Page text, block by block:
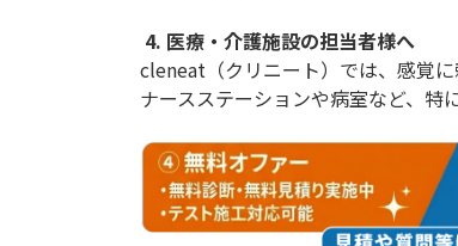
4. 医療・介護施設の担当者様へ
cleneat（クリニート）では、感覚
ナースステーションや病室など、特